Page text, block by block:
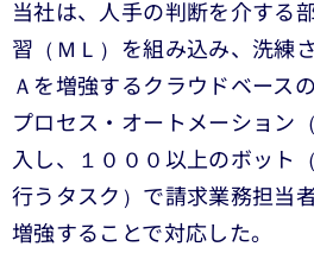
当社は、人手の判断を介する
習（ＭＬ）を組み込み、洗練
Ａを増強するクラウドベース
プロセス・オートメーション
入し、１０００以上のボット
行うタスク）で請求業務担当
増強することで対応した。